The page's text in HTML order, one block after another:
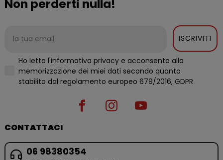
Non perderti nulla!
ISCRIVITI
Ho letto l'informativa privacy e acconsento alla
memorizzazione dei miei dati secondo quanto
stabilito dal regolamento europeo 679/2016, GDPR
CONTATTACI
06 98380354